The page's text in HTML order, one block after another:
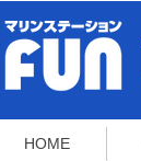
HOME